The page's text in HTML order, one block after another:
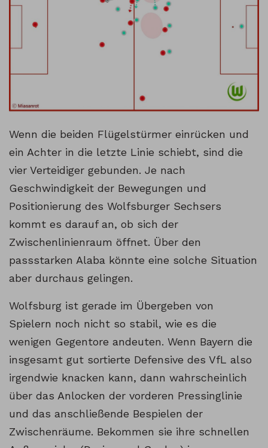
Wenn die beiden Flügelstürmer einrücken und
ein Achter in die letzte Linie schiebt, sind die
vier Verteidiger gebunden. Je nach
Geschwindigkeit der Bewegungen und
Positionierung des Wolfsburger Sechsers
kommt es darauf an, ob sich der
Zwischenlinienraum öffnet. Über den
passstarken Alaba könnte eine solche Situation
aber durchaus gelingen.
Wolfsburg ist gerade im Übergeben von
Spielern noch nicht so stabil, wie es die
wenigen Gegentore andeuten. Wenn Bayern die
insgesamt gut sortierte Defensive des VfL also
irgendwie knacken kann, dann wahrscheinlich
über das Anlocken der vorderen Pressinglinie
und das anschließende Bespielen der
Zwischenräume. Bekommen sie ihre schnellen